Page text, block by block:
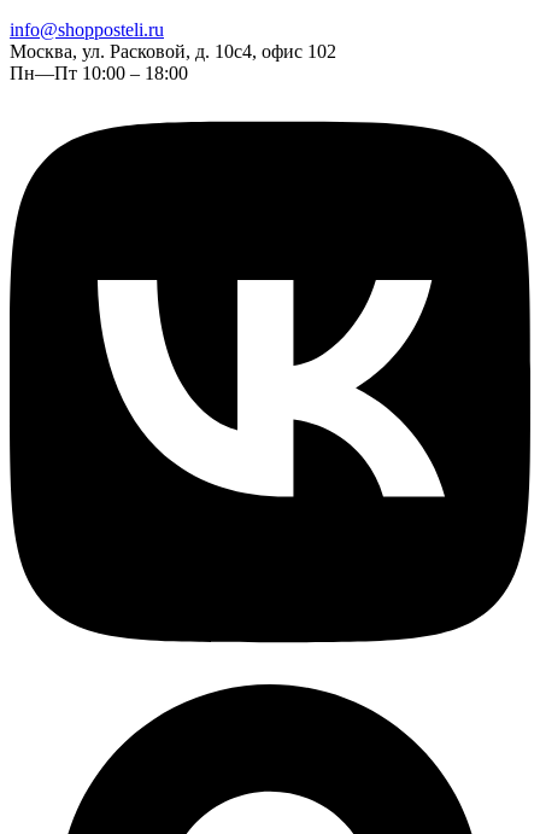
info@shopposteli.ru
Москва, ул. Расковой, д. 10с4, офис 102
Пн—Пт 10:00 – 18:00